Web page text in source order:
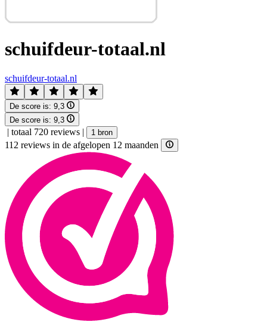
schuifdeur-totaal.nl
schuifdeur-totaal.nl
De score is: 9,3
De score is: 9,3
| totaal 720 reviews | 1 bron
112 reviews in de afgelopen 12 maanden